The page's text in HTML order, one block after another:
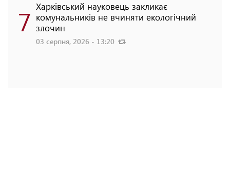
7 Харківський науковець закликає
комунальників не вчиняти екологічний
злочин
03 серпня, 2026 - 13:20